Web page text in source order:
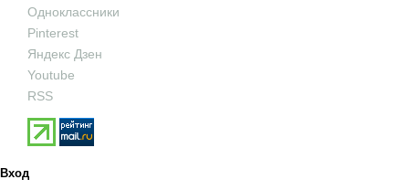
Одноклассники
Pinterest
Яндекс Дзен
Youtube
RSS
Вход